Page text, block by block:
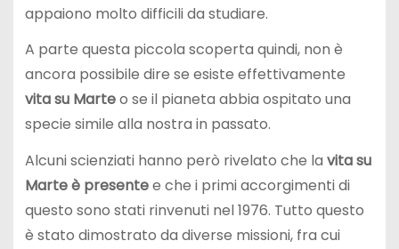
appaiono molto difficili da studiare.
A parte questa piccola scoperta quindi, non è
ancora possibile dire se esiste effettivamente
vita su Marteo se il pianeta abbia ospitato una
specie simile alla nostra in passato.
Alcuni scienziati hanno però rivelato che la vita su
Marte è presentee che i primi accorgimenti di
questo sono stati rinvenuti nel 1976. Tutto questo
è stato dimostrato da diverse missioni, fra cui